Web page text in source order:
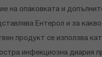
на опаковката и
Ентерол и за
продукт се използва
инфекциозна диария